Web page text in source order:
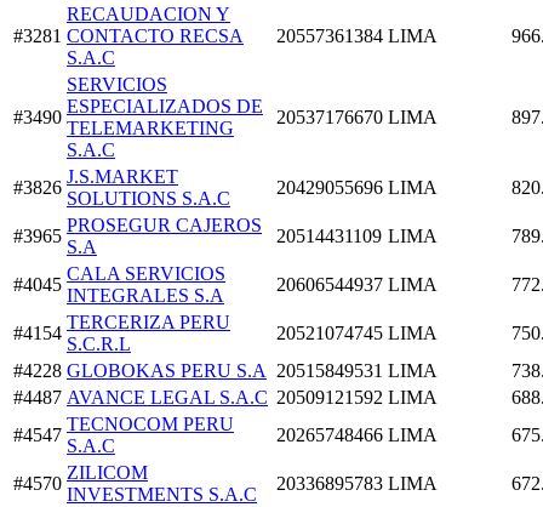
#3281
RECAUDACION Y
CONTACTO RECSA
S.A.C
20557361384 LIMA
#3490
SERVICIOS
ESPECIALIZADOS DE
TELEMARKETING
S.A.C
20537176670 LIMA
#3826
J.S.MARKET
SOLUTIONS S.A.C
20429055696 LIMA
#3965
PROSEGUR CAJEROS
S.A
20514431109 LIMA
#4045
CALA SERVICIOS
INTEGRALES S.A
20606544937 LIMA
#4154
TERCERIZA PERU
S.C.R.L
20521074745 LIMA
#4228 GLOBOKAS PERU S.A 20515849531 LIMA
#4487 AVANCE LEGAL S.A.C 20509121592 LIMA
#4547
TECNOCOM PERU
S.A.C
20265748466 LIMA
#4570
ZILICOM
INVESTMENTS S.A.C
20336895783 LIMA